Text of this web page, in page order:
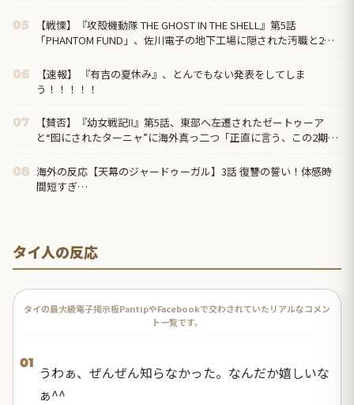
05
【戦慄】『攻殻機動隊 THE GHOST IN THE SHELL』第5話
「PHANTOM FUND」、佐川電子の地下工場に隠された汚職と2週
の懐じゃないんだよ」
06
【速報】 『有吉の夏休み』、とんでもない発表をしてしま
う！！！！！
07
【賛否】『幼女戦記Ⅱ』第5話、東部へ左遷されたゼートゥーア
と“囮にされたターニャ”に海外真っ二つ「正直に言う、この2期は
08 海外の反応【天幕のジャードゥーガル】3話 復讐の誓い！体感時
間短すぎ…
タイ人の反応
タイの最大級電子掲示板PantipやFacebookで交わされていたリアルなコメン
ト一覧です。
01
うわぁ、ぜんぜん知らなかった。なんだか嬉しいな
ぁ^^